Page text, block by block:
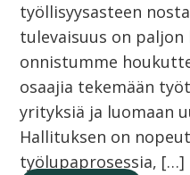
työllisyysasteen
tulevaisuus on
onnistumme
osaajia tekemään
yrityksiä ja luomaan
Hallituksen on
työlupaprosessia, […]